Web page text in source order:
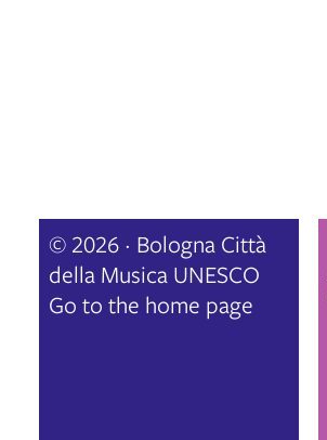
© 2026 · Bologna Città
della Musica UNESCO
Go to the home page